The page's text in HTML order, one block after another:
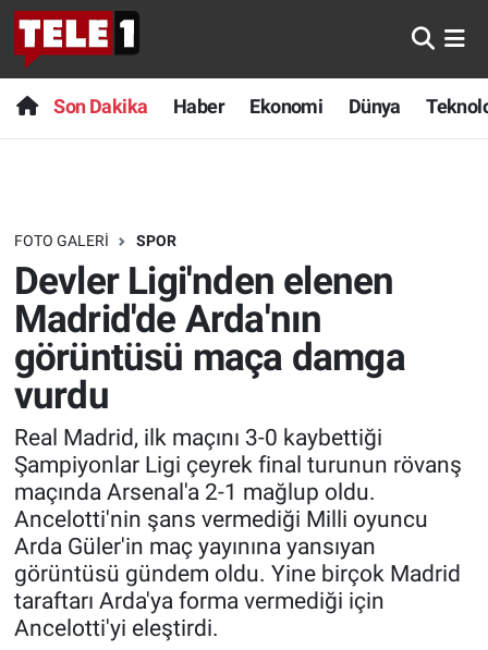
Son Dakika Haber Ekonomi Dünya
FOTO GALERI SPOR
Devler Ligi'nden elenen
Madrid'de Arda'nın
görüntüsü maça damga
vurdu
Real Madrid, ilk maçını 3-0 kaybettiği
Şampiyonlar Ligi çeyrek final turunun rövanş
maçında Arsenal'a 2-1 mağlup oldu.
Ancelotti'nin şans vermediği Milli oyuncu
Arda Güler'in maç yayınına yansıyan
görüntüsü gündem oldu. Yine birçok Madrid
taraftarı Arda'ya forma vermediği için
Ancelotti'yi eleştirdi.
Anında Manşet
Başka Sohbetler
Bilim turu
Bilim ve Teknoloji Evreni
Doğa Konuşuyor
Dünya
Ege Saati
Ege'den Esintiler
Eğitim
Eğlence
Son Dakika
Haber
Dünya
Teknoloji
Sağlık
Spor
Yayın Akışı
İletişim
Nöbetçi Eczaneler
Hava Durumu
Trafik Durumu
Süper Lig Puan Durumu ve Fikstür
Tüm Manşetler
Son Dakika Haberleri
Haber Arşivi